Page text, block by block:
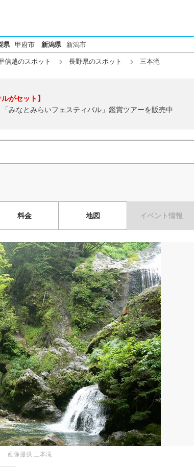
県 甲府市 新潟県 新潟市
信越のスポット 長野県のスポット 三本滝
がセット】
みなとみらいフェスティバル」鑑賞ツアーを販売中
料金 地図 イベント情報
画像提供:三本滝